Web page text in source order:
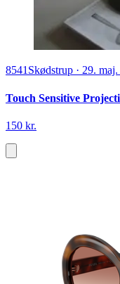
8541Skødstrup · 29.
Touch Sensitive
150 kr.